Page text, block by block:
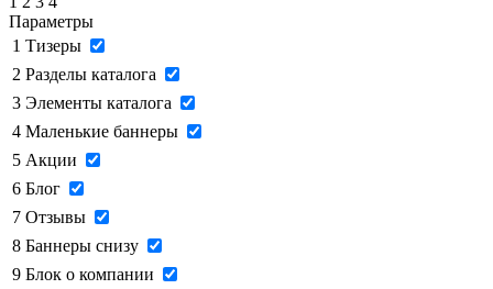
Параметры
1 Тизеры
2 Разделы каталога
3 Элементы каталога
4 Маленькие баннеры
5 Акции
6 Блог
7 Отзывы
8 Баннеры снизу
9 Блок о компании